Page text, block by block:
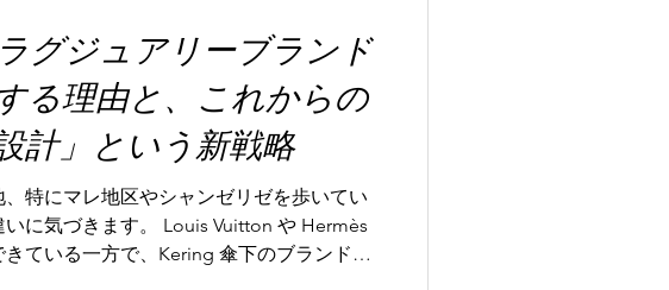
グジュアリーブランド
る理由と、これからの
計」という新戦略
特にマレ地区やシャンゼリゼを歩いてい
いに気づきます。 Louis Vuitton や Hermès
きている一方で、Kering 傘下のブランド、